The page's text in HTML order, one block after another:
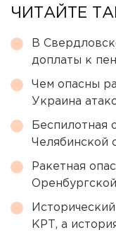
ЧИТАЙТЕ
В
доплаты к
Чем опасны
Украина
Беспилотная
Челябинской
Ракетная
КРТ, а